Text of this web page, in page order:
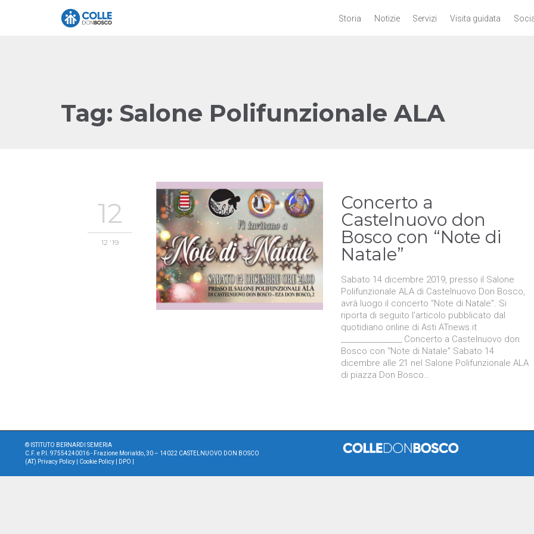
Storia Notizie Servizi Visita guidata
Tag: Salone Polifunzionale ALA
12
12 '19
Concerto a
Castelnuovo don
Bosco con “Note di
Natale”
Sabato 14 dicembre 2019, presso il Salone
Polifunzionale ALA di Castelnuovo Don Bosco,
avrà luogo il concerto “Note di Natale”. Si
riporta di seguito l’articolo pubblicato dal
quotidiano online di Asti ATnews.it
_________________ Concerto a Castelnuovo don
Bosco con “Note di Natale” Sabato 14
dicembre alle 21 nel Salone Polifunzionale ALA
di piazza Don Bosco…
© ISTITUTO BERNARDI SEMERIA
C.F. e P.I. 97554240016 - Frazione Morialdo, 30 – 14022 CASTELNUOVO DON BOSCO
(AT) Privacy Policy Cookie Policy DPO